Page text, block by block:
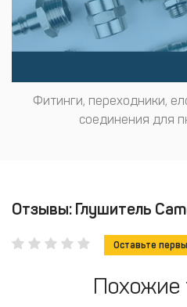
Фитинги, переходники,
соединения для
Отзывы: Глушитель
Оставьте
Похожие